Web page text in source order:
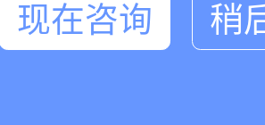
现在咨询 稍